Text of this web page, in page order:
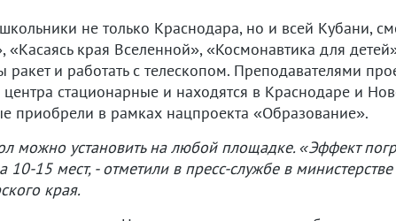
не только Краснодара, но и всей Кубани,
края Вселенной», «Космонавтика для
ракет и работать с телескопом. Преподавателями
стационарные и находятся в Краснодаре и
приобрели в рамках нацпроекта «Образование».
можно установить на любой площадке. «Эффект
10-15 мест, - отметили в пресс-службе в
края.